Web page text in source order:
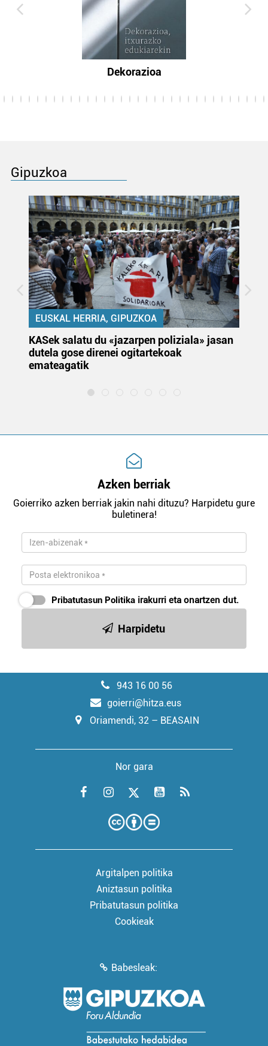
Dekorazioa
Gipuzkoa
EUSKAL HERRIA, GIPUZKOA
KASek salatu du «jazarpen poliziala» jasan
dutela gose direnei ogitartekoak
emateagatik
Azken berriak
Goierriko azken berriak jakin nahi dituzu? Harpidetu gure
buletinera!
Pribatutasun Politika irakurri eta onartzen dut.
Harpidetu
943 16 00 56
goierri@hitza.eus
Oriamendi, 32 – BEASAIN
Nor gara
Argitalpen politika
Aniztasun politika
Pribatutasun politika
Cookieak
Babesleak: